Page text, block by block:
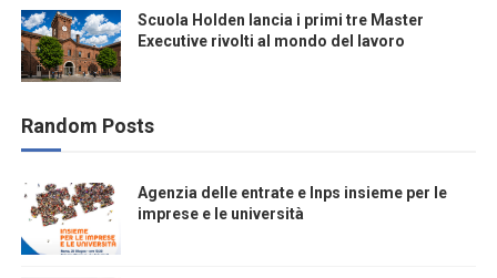
Scuola Holden lancia i primi tre Master
Executive rivolti al mondo del lavoro
Random Posts
Agenzia delle entrate e Inps insieme per le
imprese e le università